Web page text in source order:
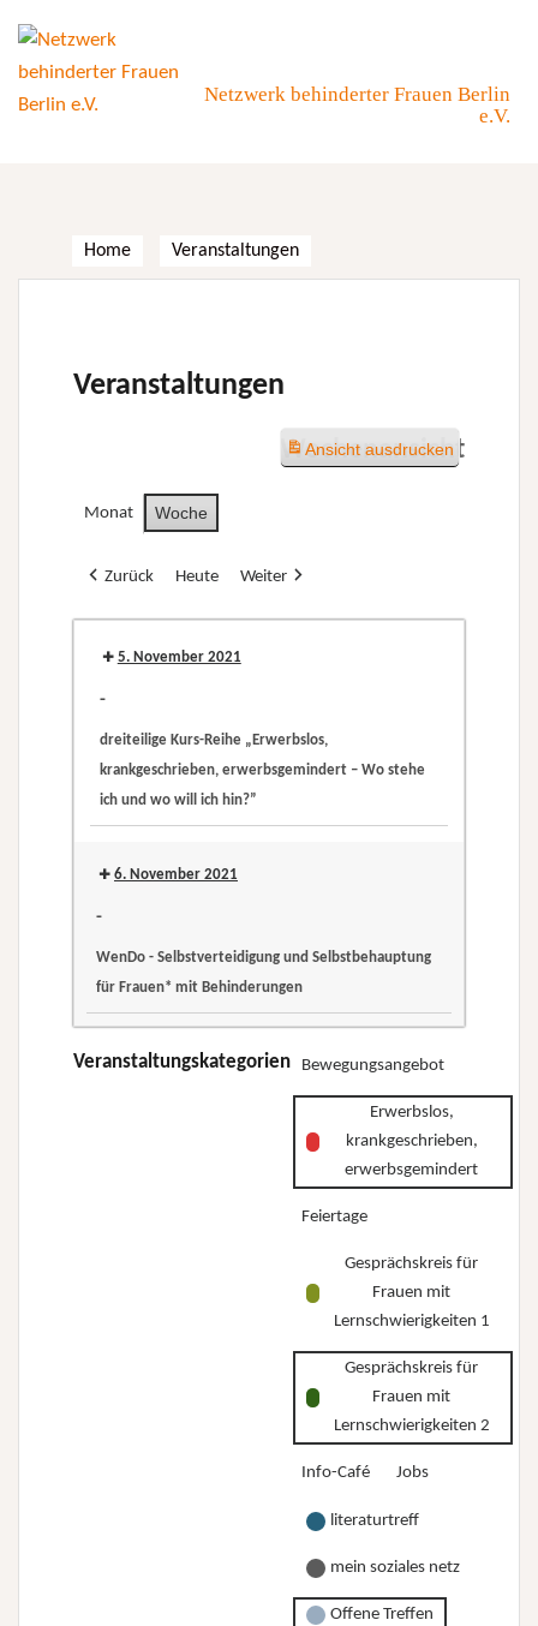
content
Netzwerk behinderter Frauen Berlin
e.V.
Home Veranstaltungen
Veranstaltungen
Wochenansicht
Monat Woche
Zurück Heute Weiter
5. November 2021
-
dreiteilige Kurs-Reihe „Erwerbslos,
krankgeschrieben, erwerbsgemindert – Wo stehe
ich und wo will ich hin?”
Kurs-
Wo
6. November 2021
-
WenDo - Selbstverteidigung und Selbstbehauptung
für Frauen* mit Behinderungen
WenDo
-
Veranstaltungskategorien Bewegungsangebot
Erwerbslos,
krankgeschrieben,
erwerbsgemindert
Feiertage
Gesprächskreis für
Frauen mit
Lernschwierigkeiten 1
Gesprächskreis für
Frauen mit
Lernschwierigkeiten 2
Info-Café Jobs
literaturtreff
mein soziales netz
Offene Treffen
Ansichtausdrucken